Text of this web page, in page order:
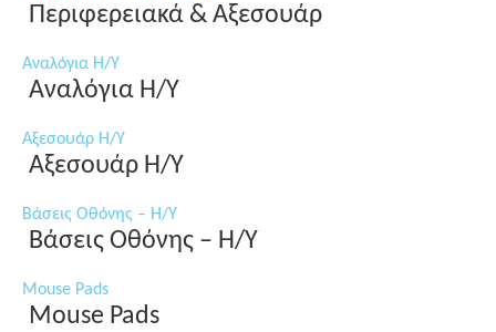
Περιφερειακά & Αξεσουάρ
Αναλόγια Η/Υ
Αναλόγια Η/Υ
Αξεσουάρ Η/Υ
Αξεσουάρ Η/Υ
Βάσεις Οθόνης – Η/Υ
Βάσεις Οθόνης – Η/Υ
Mouse Pads
Mouse Pads